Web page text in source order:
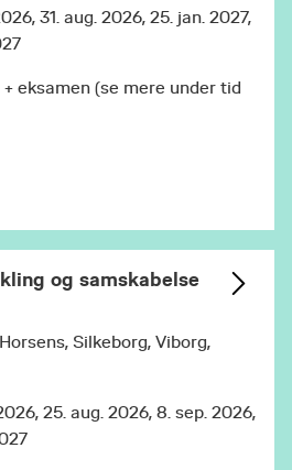
31. aug. 2026, 25. jan. 2027,
eksamen (se mere under tid
og samskabelse
Silkeborg, Viborg,
25. aug. 2026, 8. sep. 2026,